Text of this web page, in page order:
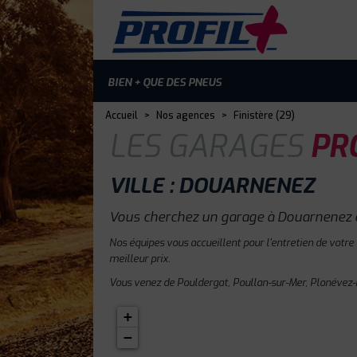
BIEN + QUE DES PNEUS
Accueil > Nos agences > Finistère (29)
LES GARAGES
VILLE : DOUARNENEZ
Vous cherchez un garage à
Nos équipes vous accueillent pour l'entretien de
meilleur prix.
Vous venez de Pouldergat, Poullan-sur-Mer,
+
−